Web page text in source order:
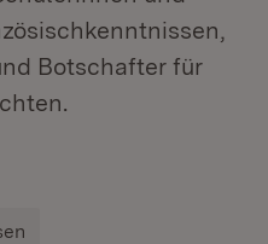
Botschafter für